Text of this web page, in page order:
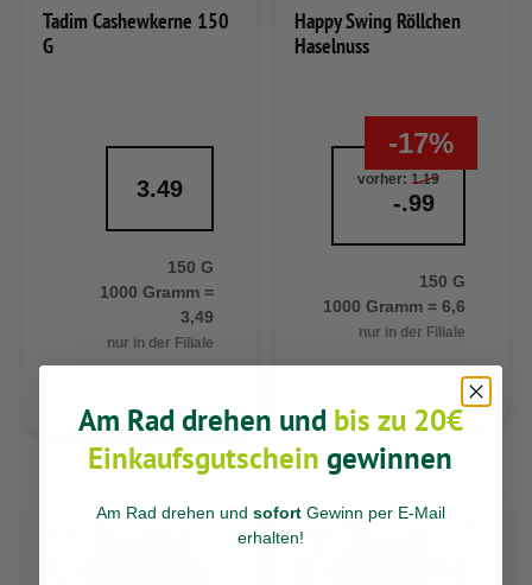
Tadim Cashewkerne 150
G
3.49
150 G
1000 Gramm =
3,49
nur in der Filiale
Happy Swing Röllchen
Haselnuss
-17%
vorher: 1.19
-.99
150 G
1000 Gramm = 6,6
nur in der Filiale
Am Rad drehen und bis zu 20€
Einkaufsgutschein gewinnen
Am Rad drehen und sofort Gewinn per E-Mail
erhalten!